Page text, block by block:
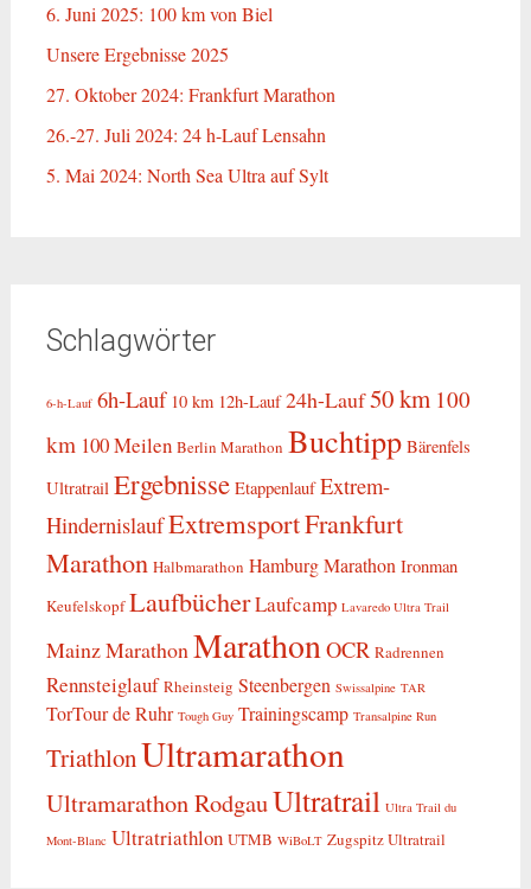
6. Juni 2025: 100 km von Biel
Unsere Ergebnisse 2025
27. Oktober 2024: Frankfurt Marathon
26.-27. Juli 2024: 24 h-Lauf Lensahn
5. Mai 2024: North Sea Ultra auf Sylt
Schlagwörter
6-h-Lauf 6h-Lauf 10 km 12h-Lauf 24h-Lauf50 km 100
km 100 Meilen Berlin Marathon Buchtipp Bärenfels
Ultratrail Ergebnisse Etappenlauf Extrem-
HindernislaufExtremsportFrankfurt
Marathon Halbmarathon Hamburg Marathon Ironman
Keufelskopf LaufbücherLaufcamp Lavaredo Ultra Trail
Mainz MarathonMarathonOCR Radrennen
Rennsteiglauf Rheinsteig Steenbergen Swissalpine TAR
TorTour de Ruhr Tough Guy Trainingscamp Transalpine Run
TriathlonUltramarathon
Ultramarathon RodgauUltratrail Ultra Trail du
Mont-Blanc Ultratriathlon UTMB WiBoLT Zugspitz Ultratrail